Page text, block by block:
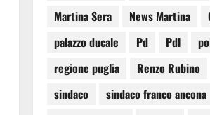
Martina Sera
News Martina
palazzo ducale
Pd Pdl
regione puglia
Renzo Rubino
sindaco
sindaco franco ancona